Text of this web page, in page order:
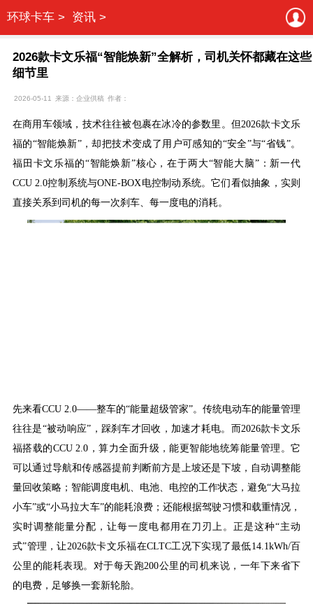
环球卡车 > 资讯 >
2026款卡文乐福“智能焕新”全解析，司机关怀都藏在这些
细节里
2026-05-11 来源：企业供稿 作者：
在商用车领域，技术往往被包裹在冰冷的参数里。但2026款卡文乐
福的“智能焕新”，却把技术变成了用户可感知的“安全”与“省钱”。
福田卡文乐福的“智能焕新”核心，在于两大“智能大脑”：新一代
CCU 2.0控制系统与ONE-BOX电控制动系统。它们看似抽象，实则
直接关系到司机的每一次刹车、每一度电的消耗。
先来看CCU 2.0——整车的“能量超级管家”。传统电动车的能量管理
往往是“被动响应”，踩刹车才回收，加速才耗电。而2026款卡文乐
福搭载的CCU 2.0，算力全面升级，能更智能地统筹能量管理。它
可以通过导航和传感器提前判断前方是上坡还是下坡，自动调整能
量回收策略；智能调度电机、电池、电控的工作状态，避免“大马拉
小车”或“小马拉大车”的能耗浪费；还能根据驾驶习惯和载重情况，
实时调整能量分配，让每一度电都用在刀刃上。正是这种“主动
式”管理，让2026款卡文乐福在CLTC工况下实现了最低14.1kWh/百
公里的能耗表现。对于每天跑200公里的司机来说，一年下来省下
的电费，足够换一套新轮胎。